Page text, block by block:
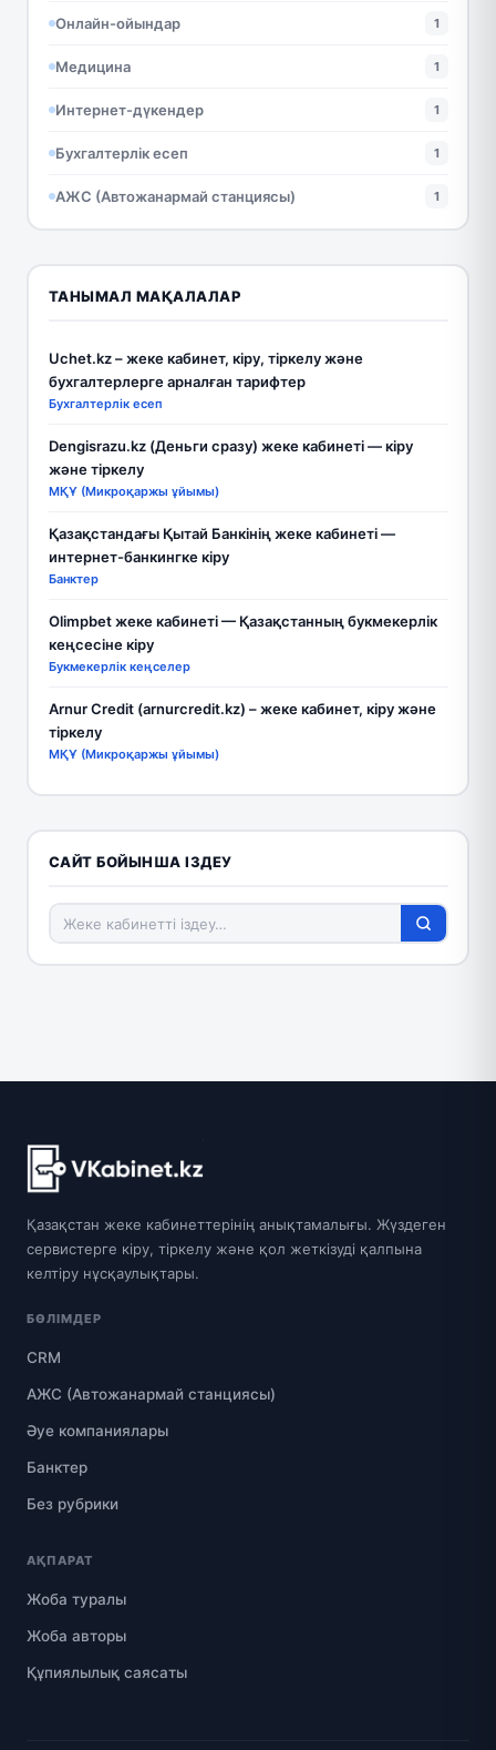
Онлайн-ойындар 1
Медицина 1
Интернет-дүкендер 1
Бухгалтерлік есеп 1
АЖС (Автожанармай станциясы) 1
ТАНЫМАЛ МАҚАЛАЛАР
Uchet.kz – жеке кабинет, кіру, тіркелу және
бухгалтерлерге арналған тарифтер
Бухгалтерлік есеп
Dengisrazu.kz (Деньги сразу) жеке кабинеті — кіру
және тіркелу
МҚҰ (Микроқаржы ұйымы)
Қазақстандағы Қытай Банкінің жеке кабинеті —
интернет-банкингке кіру
Банктер
Olimpbet жеке кабинеті — Қазақстанның букмекерлік
кеңсесіне кіру
Букмекерлік кеңселер
Arnur Credit (arnurcredit.kz) – жеке кабинет, кіру және
тіркелу
МҚҰ (Микроқаржы ұйымы)
САЙТ БОЙЫНША ІЗДЕУ
Қазақстан жеке кабинеттерінің анықтамалығы. Жүздеген
сервистерге кіру, тіркелу және қол жеткізуді қалпына
келтіру нұсқаулықтары.
БӨЛІМДЕР
CRM
АЖС (Автожанармай станциясы)
Әуе компаниялары
Банктер
Без рубрики
АҚПАРАТ
Жоба туралы
Жоба авторы
Құпиялылық саясаты